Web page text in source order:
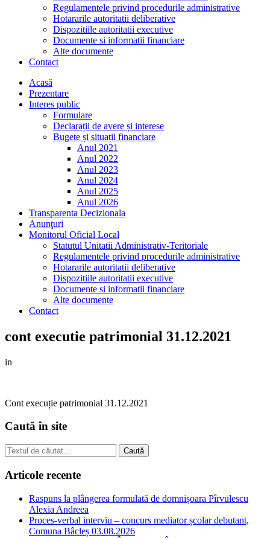
Regulamentele privind procedurile administrative
Hotararile autoritatii deliberative
Dispozitiile autoritatii executive
Documente si informatii financiare
Alte documente
Contact
Acasă
Prezentare
Interes public
Formulare
Declarații de avere și interese
Bugete și situații financiare
Anul 2021
Anul 2022
Anul 2023
Anul 2024
Anul 2025
Anul 2026
Transparenta Decizionala
Anunţuri
Monitorul Oficial Local
Statutul Unitatii Administrativ-Teritoriale
Regulamentele privind procedurile administrative
Hotararile autoritatii deliberative
Dispozitiile autoritatii executive
Documente si informatii financiare
Alte documente
Contact
cont executie patrimonial 31.12.2021
in
Cont execuție patrimonial 31.12.2021
Caută în site
Articole recente
Raspuns la plângerea formulată de domnișoara Pîrvulescu
Alexia Andreea
Proces-verbal interviu – concurs mediator școlar debutant,
Comuna Bâcleș 03.08.2026